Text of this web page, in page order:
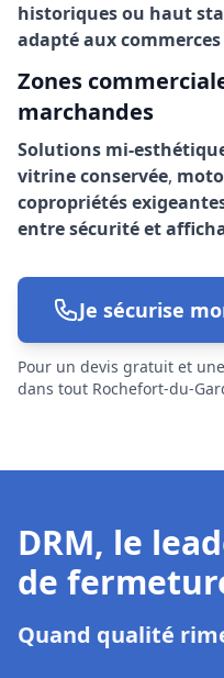
historiques ou haut
adapté aux
Zones
marchandes
Solutions mi-
vitrine conservée,
copropriétés
entre sécurité et
Je sécurise
Pour un devis gratuit et
dans tout Rochefort-du-
DRM, le
de
Quand qualité